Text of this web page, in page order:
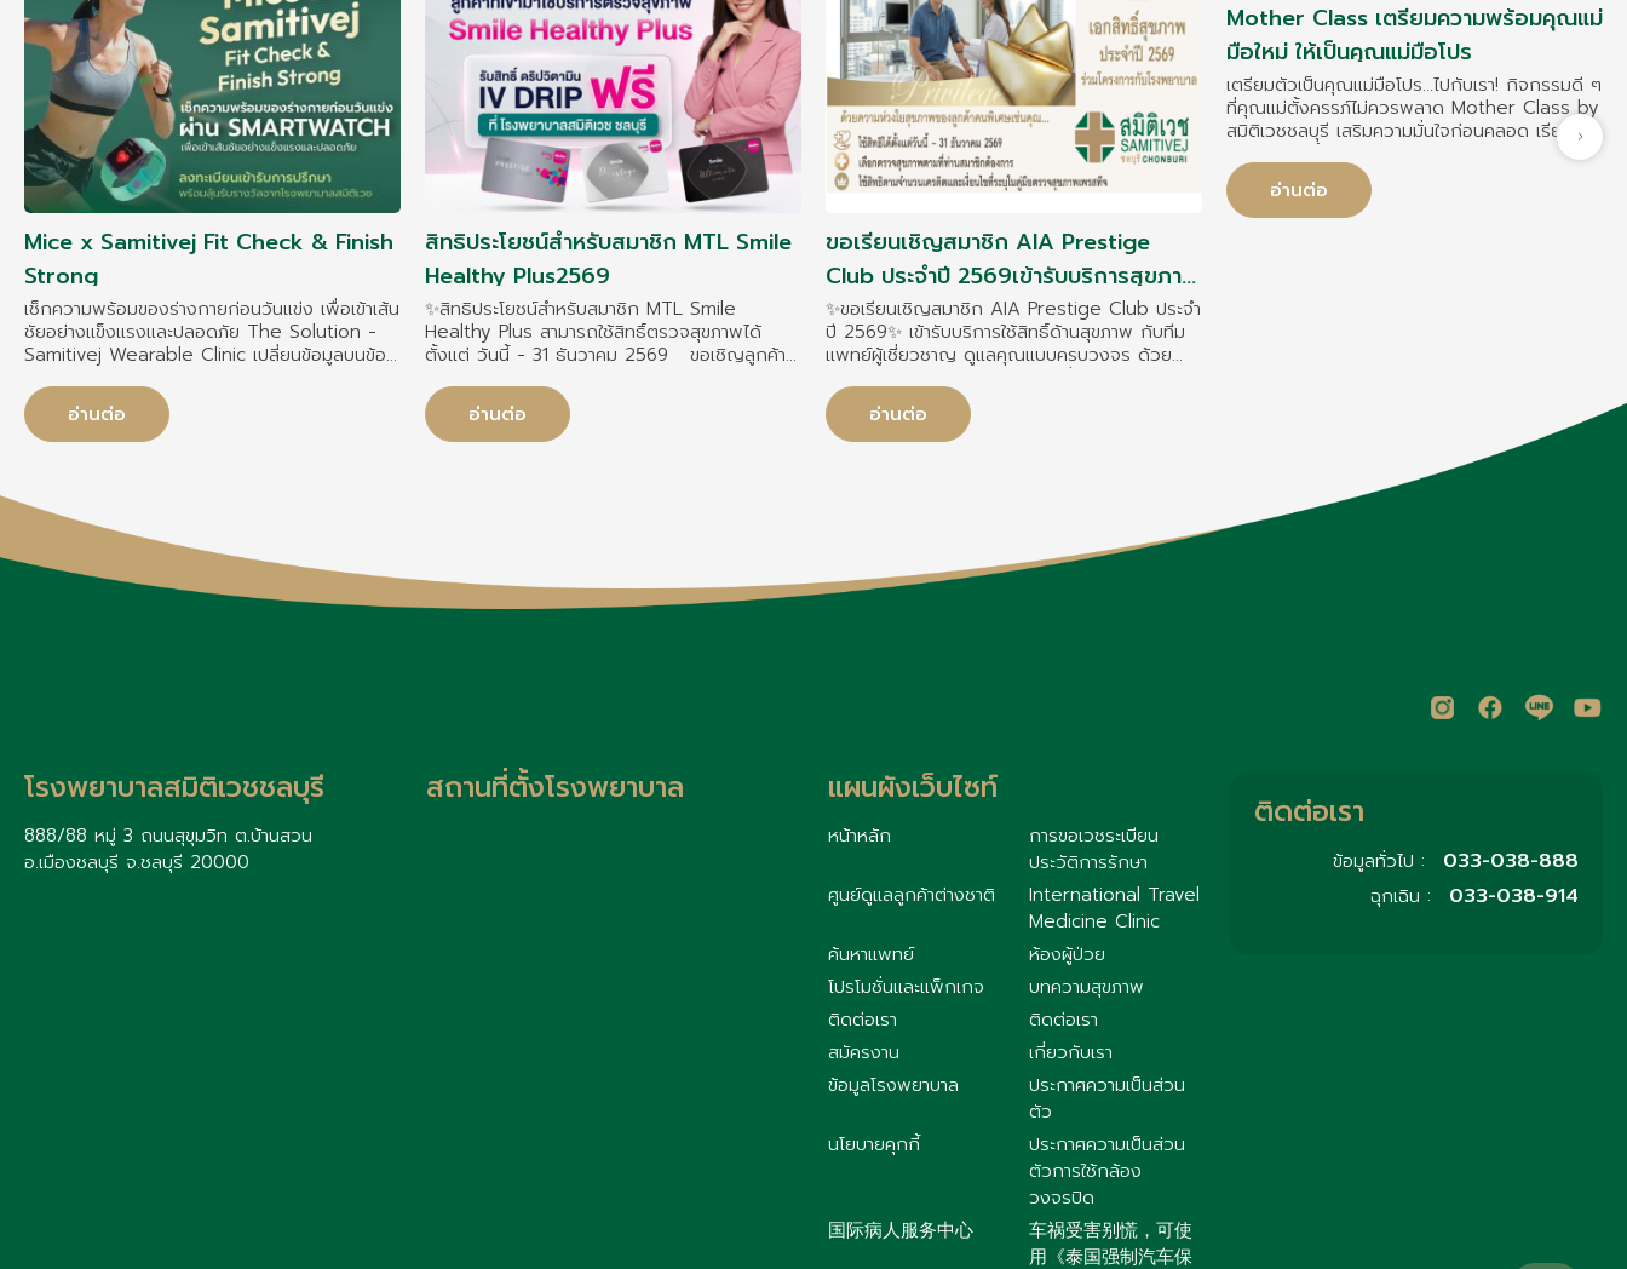
Mice x Samitivej Fit Check & Finish
Strong
เช็กความพร้อมของร่างกายก่อนวันแข่ง เพื่อเข้าเส้น
ชัยอย่างแข็งแรงและปลอดภัย The Solution -
Samitivej Wearable Clinic เปลี่ยนข้อมูลบนข้อ
เพราะสมิติเวช “ไม่อยากให้ใครป่วย” เราจึงร่วมกับ
MICE Marathon เปิดตัวแคมเปญพิเศษเพื่อดูแล
นักวิ่งทุกคนผ่าน Samitivej Wearable Clinic
อ่านต่อ
สิทธิประโยชน์สำหรับสมาชิก MTL Smile
Healthy Plus2569
✨สิทธิประโยชน์สำหรับสมาชิก MTL Smile
Healthy Plus สามารถใช้สิทธิ์ตรวจสุขภาพได้
ตั้งแต่ วันนี้ - 31 ธันวาคม 2569 ขอเชิญลูกค้า
Healthy Plus อย่าปล่อยให้สิทธิประโยชน์ดีดี
หมดอายุโดยไม่ได้ใช้ โรงพยาบาลสมิติเวช ชลบุรี
มอบสิทธิ์ตรวจสุขภาพเพิ่มเติม พร้อมรับสิทธิ์ IV
อ่านต่อ
ขอเรียนเชิญสมาชิก AIA Prestige
Club ประจำปี 2569เข้ารับบริการสุขภาพ
กับทีมแพทย์ผู้เชี่ยวชาญโดย โรงพยาบาล
สมิติเวชชลบุรี
✨ขอเรียนเชิญสมาชิก AIA Prestige Club ประจำ
ปี 2569✨ เข้ารับบริการใช้สิทธิ์ด้านสุขภาพ กับทีม
แพทย์ผู้เชี่ยวชาญ ดูแลคุณแบบครบวงจร ด้วย
ความต้องการ พร้อมมาตรฐานการรักษาที่ใส่ใจในทุก
รายละเอียด
อ่านต่อ
Mother Class เตรียมความพร้อมคุณแม่
มือใหม่ ให้เป็นคุณแม่มือโปร
เตรียมตัวเป็นคุณแม่มือโปร…ไปกับเรา! กิจกรรมดี ๆ
ที่คุณแม่ตั้งครรภ์ไม่ควรพลาด Mother Class by
สมิติเวชชลบุรี เสริมความมั่นใจก่อนคลอด เรียนรู้
ครบทุกมิติ ทั้งภาคทฤษฎีและ Workshop สำหรับ
คุณแม่มือใหม่และผู้ติดตาม 1 คน (เข้าร่วมฟรี!)
อ่านต่อ
โรงพยาบาลสมิติเวชชลบุรี
888/88 หมู่ 3 ถนนสุขุมวิท ต.บ้านสวน
อ.เมืองชลบุรี จ.ชลบุรี 20000
สถานที่ตั้งโรงพยาบาล แผนผังเว็บไซท์
หน้าหลัก
การขอเวชระเบียน
ประวัติการรักษา
ศูนย์ดูแลลูกค้าต่างชาติ
International Travel
Medicine Clinic
ค้นหาแพทย์
ห้องผู้ป่วย
โปรโมชั่นและแพ็กเกจ
บทความสุขภาพ
ติดต่อเรา
ติดต่อเรา
สมัครงาน
เกี่ยวกับเรา
ข้อมูลโรงพยาบาล
ประกาศความเป็นส่วน
ตัว
นโยบายคุกกี้
ประกาศความเป็นส่วน
ตัวการใช้กล้อง
วงจรปิด
国际病人服务中心
车祸受害别慌，可使
用《泰国强制汽车保
ติดต่อเรา
ข้อมูลทั่วไป : 033-038-888
ฉุกเฉิน : 033-038-914